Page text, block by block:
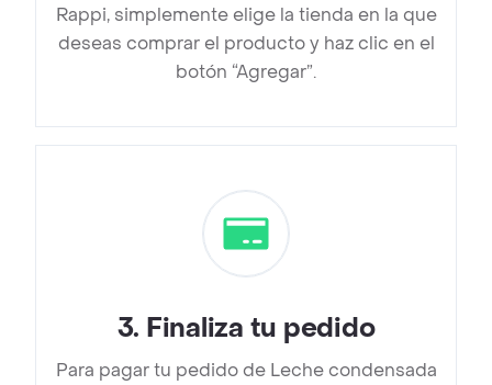
Rappi, simplemente elige la tienda en la que
deseas comprar el producto y haz clic en el
botón “Agregar”.
3. Finaliza tu pedido
Para pagar tu pedido de Leche condensada